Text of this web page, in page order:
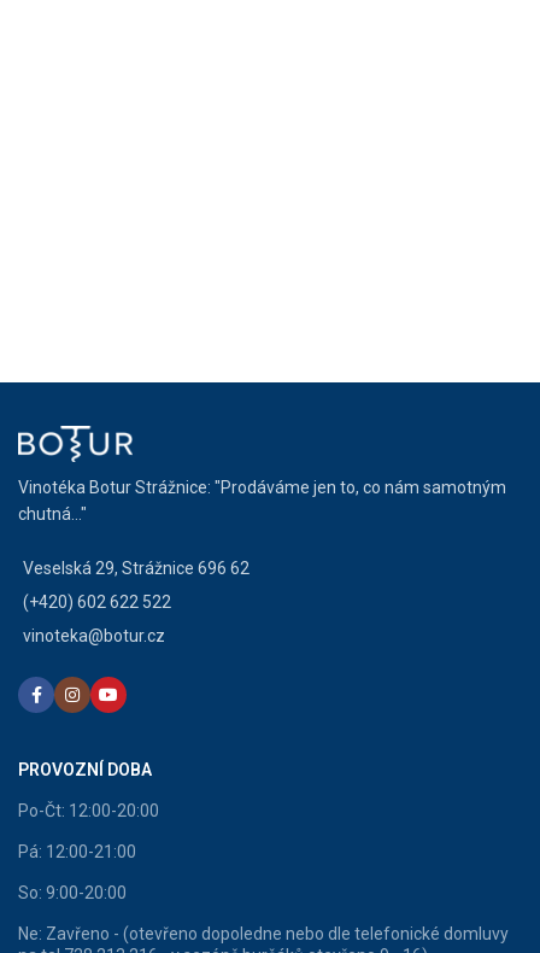
Vinotéka Botur Strážnice: "Prodáváme jen to, co nám samotným
chutná..."
Veselská 29, Strážnice 696 62
(+420) 602 622 522
vinoteka@botur.cz
PROVOZNÍ DOBA
Po-Čt: 12:00-20:00
Pá: 12:00-21:00
So: 9:00-20:00
Ne: Zavřeno - (otevřeno dopoledne nebo dle telefonické domluvy